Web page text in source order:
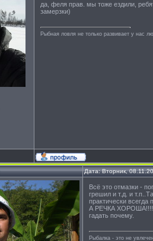
да, феля прав. мы тоже ездили,
замерзки)
Рыбная ловля не только развивает у нас
Дата: Вторник,
Всё это отмазки -
грешил и т.д. и
практически всегда
А РЕЧКА
гадать почему.
Рыбалка - это не